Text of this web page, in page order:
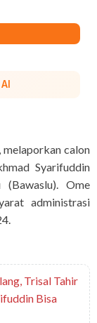
melaporkan calon
Syarifuddin
Ome
administrasi
Trisal Tahir
Bisa